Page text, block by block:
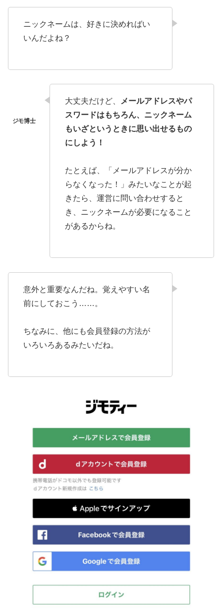
ニックネームは、好きに決めればい
いんだよね？
大丈夫だけど、
メールアドレスやパ
スワードはもちろん、ニックネーム
もいざというときに思い出せるもの
にしよう！
たとえば、「メールアドレスが分か
らなくなった！」みたいなことが起
きたら、運営に問い合わせすると
き、ニックネームが必要になること
があるからね。
意外と重要なんだね。覚えやすい名
前にしておこう……。
ちなみに、他にも会員登録の方法が
いろいろあるみたいだね。